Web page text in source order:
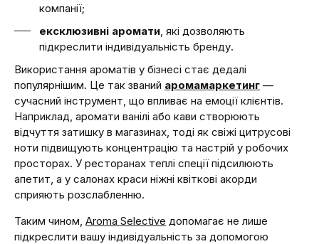
компанії;
ексклюзивні аромати , які дозволяють
підкреслити індивідуальність бренду.
Використання ароматів у бізнесі стає дедалі
популярнішим. Це так званий аромамаркетинг —
сучасний інструмент, що впливає на емоції клієнтів.
Наприклад, аромати ванілі або кави створюють
відчуття затишку в магазинах, тоді як свіжі цитрусові
ноти підвищують концентрацію та настрій у робочих
просторах. У ресторанах теплі спеції підсилюють
апетит, а у салонах краси ніжні квіткові акорди
сприяють розслабленню.
Таким чином, Aroma Selective допомагає не лише
підкреслити вашу індивідуальність за допомогою